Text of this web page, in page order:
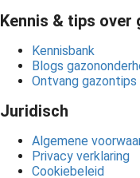
Kennis & tips over
Kennisbank
Blogs
Ontvang gazontips
Juridisch
Algemene
Privacy verklaring
Cookiebeleid